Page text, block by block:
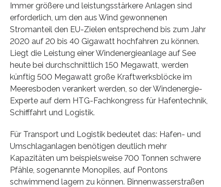
Immer größere und leistungsstärkere Anlagen sind
erforderlich, um den aus Wind gewonnenen
Stromanteil den EU-Zielen entsprechend bis zum Jahr
2020 auf 20 bis 40 Gigawatt hochfahren zu können.
Liegt die Leistung einer Windenergieanlage auf See
heute bei durchschnittlich 150 Megawatt, werden
künftig 500 Megawatt große Kraftwerksblöcke im
Meeresboden verankert werden, so der Windenergie-
Experte auf dem HTG-Fachkongress für Hafentechnik,
Schifffahrt und Logistik.
Für Transport und Logistik bedeutet das: Hafen- und
Umschlaganlagen benötigen deutlich mehr
Kapazitäten um beispielsweise 700 Tonnen schwere
Pfähle, sogenannte Monopiles, auf Pontons
schwimmend lagern zu können. Binnenwasserstraßen